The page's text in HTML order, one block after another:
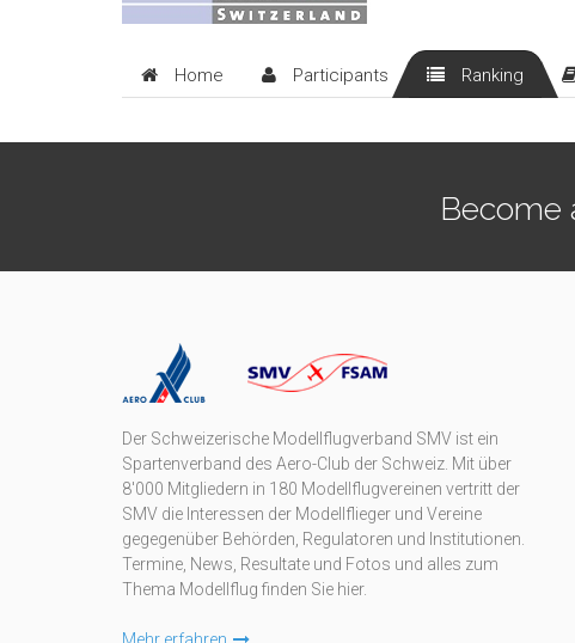
Home Participants Ranking
Become
Der Schweizerische Modellflugverband SMV ist ein
Spartenverband des Aero-Club der Schweiz. Mit über
8'000 Mitgliedern in 180 Modellflugvereinen vertritt der
SMV die Interessen der Modellflieger und Vereine
gegegenüber Behörden, Regulatoren und Institutionen.
Termine, News, Resultate und Fotos und alles zum
Thema Modellflug finden Sie hier.